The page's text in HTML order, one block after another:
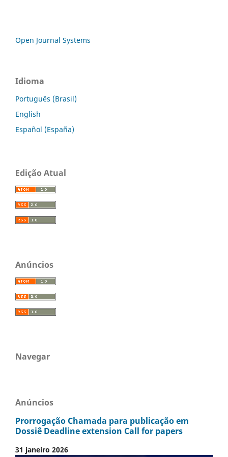
Open Journal Systems
Idioma
Português (Brasil)
English
Español (España)
Edição Atual
Anúncios
Navegar
Anúncios
Prorrogação Chamada para publicação em
Dossiê Deadline extension Call for papers
31 janeiro 2026